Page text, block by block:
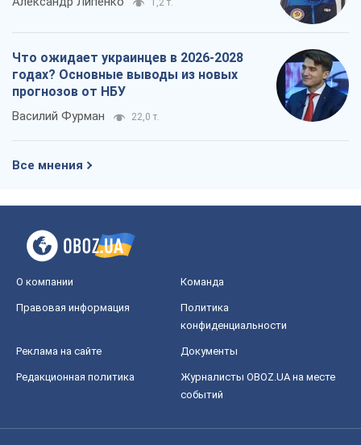
1,2 т.
Что ожидает украинцев в 2026-2028
годах? Основные выводы из новых
прогнозов от НБУ
Василий Фурман 22,0 т.
Все мнения
О компании Команда
Правовая информация
Политика
конфиденциальности
Реклама на сайте Документы
Редакционная политика
Журналисты OBOZ.UA на месте
событий